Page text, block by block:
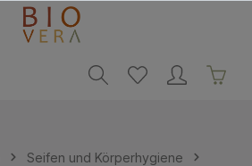
Seifen und Körperhygiene